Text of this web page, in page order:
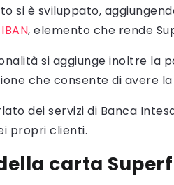
si è sviluppato,
IBAN, elemento che rende
si aggiunge inoltre la
che consente di avere
dei servizi di Banca
propri clienti.
carta